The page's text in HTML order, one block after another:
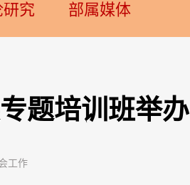
究 部属媒体
题培训班举办
工作